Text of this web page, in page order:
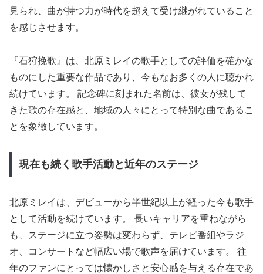
見られ、曲が持つ力が時代を超えて受け継がれていること
を感じさせます。
『石狩挽歌』は、北原ミレイの歌手としての評価を確かな
ものにした重要な作品であり、今もなお多くの人に聴かれ
続けています。 記念碑に刻まれた名前は、彼女が残して
きた歌の存在感と、地域の人々にとって特別な曲であるこ
とを象徴しています。
現在も続く歌手活動と近年のステージ
北原ミレイは、デビューから半世紀以上が経った今も歌手
として活動を続けています。 長いキャリアを重ねながら
も、ステージに立つ姿勢は変わらず、テレビ番組やラジ
オ、コンサートなど幅広い場で歌声を届けています。 往
年のファンにとっては懐かしさと安心感を与える存在であ